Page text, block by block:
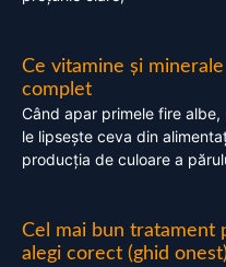
Ce vitamine și
complet
Când apar primele fire
le lipsește ceva din
producția de culoare a
Cel mai bun tratament
alegi corect (ghid onest)